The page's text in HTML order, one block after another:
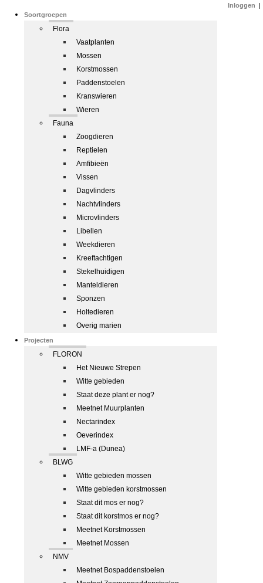
Soortgroepen
Flora
Vaatplanten
Mossen
Korstmossen
Paddenstoelen
Kranswieren
Wieren
Fauna
Zoogdieren
Reptielen
Amfibieën
Vissen
Dagvlinders
Nachtvlinders
Microvlinders
Libellen
Weekdieren
Kreeftachtigen
Stekelhuidigen
Manteldieren
Sponzen
Holtedieren
Overig marien
Projecten
FLORON
Het Nieuwe Strepen
Witte gebieden
Staat deze plant er nog?
Meetnet Muurplanten
Nectarindex
Oeverindex
LMF-a (Dunea)
BLWG
Witte gebieden mossen
Witte gebieden korstmossen
Staat dit mos er nog?
Staat dit korstmos er nog?
Meetnet Korstmossen
Meetnet Mossen
NMV
Meetnet Bospaddenstoelen
Inloggen |